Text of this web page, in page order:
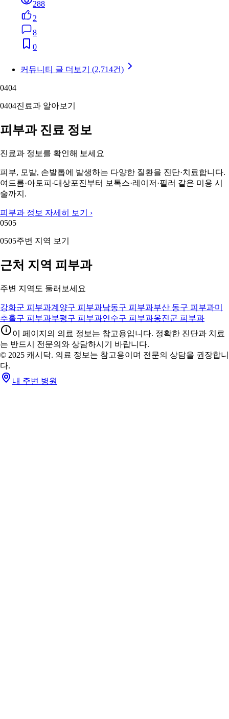
288
2
8
0
커뮤니티 글 더보기 (2,714건)
0404
0404진료과 알아보기
피부과 진료 정보
진료과 정보를 확인해 보세요
피부, 모발, 손발톱에 발생하는 다양한 질환을 진단·치료합니다.
여드름·아토피·대상포진부터 보톡스·레이저·필러 같은 미용 시
술까지.
피부과 정보 자세히 보기 ›
0505
0505주변 지역 보기
근처 지역 피부과
주변 지역도 둘러보세요
강화군 피부과계양구 피부과남동구 피부과부산 동구 피부과미
추홀구 피부과부평구 피부과연수구 피부과옹진군 피부과
이 페이지의 의료 정보는 참고용입니다. 정확한 진단과 치료
는 반드시 전문의와 상담하시기 바랍니다.
© 2025 캐시닥. 의료 정보는 참고용이며 전문의 상담을 권장합니
다.
내 주변 병원